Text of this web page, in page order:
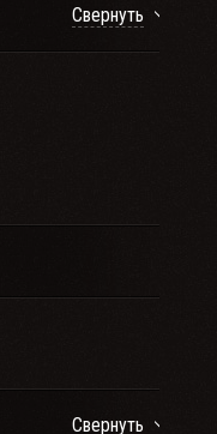
Свернуть
Свернуть